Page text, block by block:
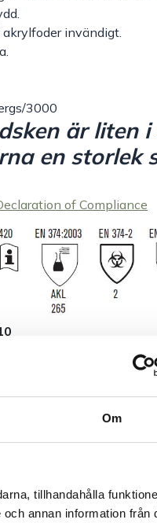
Om
tillhandahålla
annan information från
invändigt.
3000
är liten
en storlek
of Compliance
Leverans 1–3 dagar
&